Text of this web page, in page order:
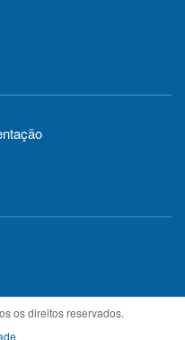
os direitos reservados.